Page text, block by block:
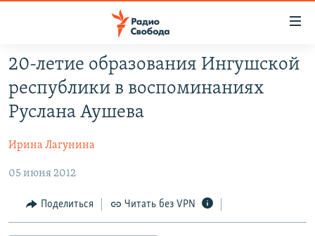
упрощенного
доступа
Вернуться
основному
Вернутся
главной
навигации
ПРОГРАММЫ
ПОДКАСТЫ
АВТОРСКИЕ ПРОЕКТЫ
ЦИТАТЫ СВОБОДЫ
МНЕНИЯ
КУЛЬТУРА
IDEL.РЕАЛИИ
20-летие образования Ингушской
республики в воспоминаниях
Руслана Аушева
Ирина Лагунина
05 июня 2012
Поделиться Читать без VPN